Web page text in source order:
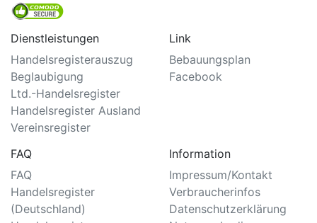
Dienstleistungen
Handelsregisterauszug
Beglaubigung
Ltd.-Handelsregister
Handelsregister Ausland
Vereinsregister
Link
Bebauungsplan
Facebook
FAQ
FAQ
Handelsregister
(Deutschland)
Information
Impressum/Kontakt
Verbraucherinfos
Datenschutzerklärung